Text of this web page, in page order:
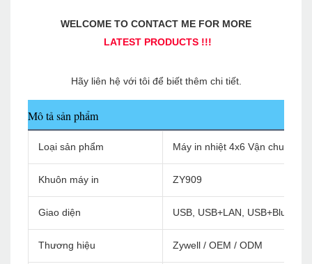
Mô tả sản phẩm
Loại sản phẩm Máy in nhiệt 4x6 Vận chuyển
Khuôn máy in ZY909
Giao diện USB, USB+LAN,
Thương hiệu Zywell / OEM / ODM